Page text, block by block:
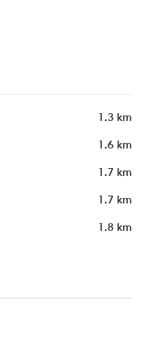
1.3 km
1.6 km
1.7 km
1.7 km
1.8 km